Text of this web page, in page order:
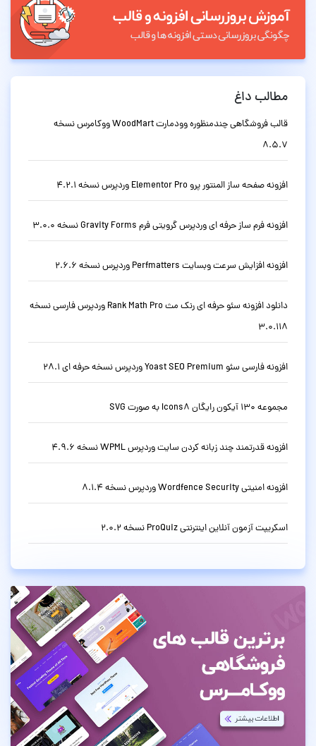
مطالب داغ
قالب فروشگاهی چندمنظوره وودمارت WoodMart ووکامرس نسخه
8.5.7
افزونه صفحه ساز المنتور پرو Elementor Pro وردپرس نسخه 4.2.1
افزونه فرم ساز حرفه ای وردپرس گرویتی فرم Gravity Forms نسخه 3.0.0
افزونه افزایش سرعت وبسایت Perfmatters وردپرس نسخه 2.6.6
دانلود افزونه سئو حرفه ای رنک مث Rank Math Pro وردپرس فارسی نسخه
3.0.118
افزونه فارسی سئو Yoast SEO Premium وردپرس نسخه حرفه ای 28.1
مجموعه 130 آیکون رایگان Icons8 به صورت SVG
افزونه قدرتمند چند زبانه کردن سایت وردپرس WPML نسخه 4.9.6
افزونه امنیتی Wordfence Security وردپرس نسخه 8.1.4
اسکریپت آزمون آنلاین اینترنتی ProQuiz نسخه 2.0.2